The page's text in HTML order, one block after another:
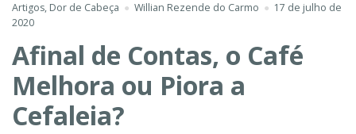
Artigos, Dor de Cabeça Willian Rezende do Carmo
17 de julho de
2020
Afinal de Contas, o Café
Melhora ou Piora a
Cefaleia?